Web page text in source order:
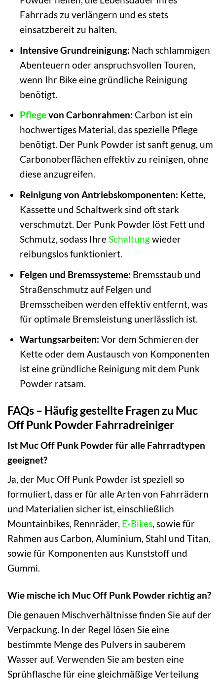
Fahrrads zu verlängern und es stets
einsatzbereit zu halten.
Intensive Grundreinigung: Nach schlammigen
Abenteuern oder anspruchsvollen Touren,
wenn Ihr Bike eine gründliche Reinigung
benötigt.
Pflegevon Carbonrahmen: Carbon ist ein
hochwertiges Material, das spezielle Pflege
benötigt. Der Punk Powder ist sanft genug, um
Carbonoberflächen effektiv zu reinigen, ohne
diese anzugreifen.
Reinigung von Antriebskomponenten: Kette,
Kassette und Schaltwerk sind oft stark
verschmutzt. Der Punk Powder löst Fett und
Schmutz, sodass IhreSchaltungwieder
reibungslos funktioniert.
Felgen und Bremssysteme: Bremsstaub und
Straßenschmutz auf Felgen und
Bremsscheiben werden effektiv entfernt, was
für optimale Bremsleistung unerlässlich ist.
Wartungsarbeiten: Vor dem Schmieren der
Kette oder dem Austausch von Komponenten
ist eine gründliche Reinigung mit dem Punk
Powder ratsam.
FAQs – Häufig gestellte Fragen zu Muc
Off Punk Powder Fahrradreiniger
Ist Muc Off Punk Powder für alle Fahrradtypen
geeignet?
Ja, der Muc Off Punk Powder ist speziell so
formuliert, dass er für alle Arten von Fahrrädern
und Materialien sicher ist, einschließlich
Mountainbikes, Rennräder, E-Bikes, sowie für
Rahmen aus Carbon, Aluminium, Stahl und Titan,
sowie für Komponenten aus Kunststoff und
Gummi.
Wie mische ich Muc Off Punk Powder richtig an?
Die genauen Mischverhältnisse finden Sie auf der
Verpackung. In der Regel lösen Sie eine
bestimmte Menge des Pulvers in sauberem
Wasser auf. Verwenden Sie am besten eine
Sprühflasche für eine gleichmäßige Verteilung